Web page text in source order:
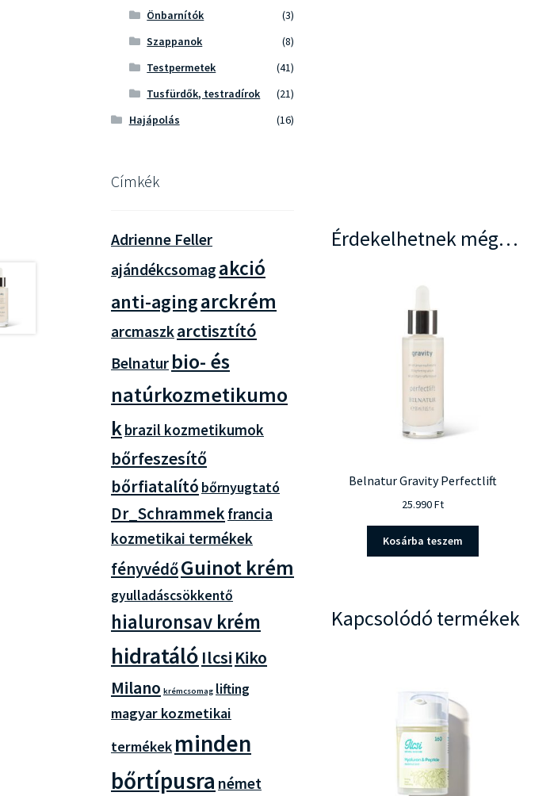
Érdekelhetnek még…
Belnatur Gravity Perfectlift
25.990Ft
Kosárba teszem
Kapcsolódó termékek
Önbarnítók
(3)
Szappanok
(8)
Testpermetek
(41)
Tusfürdők, testradírok
(21)
Hajápolás
(16)
Címkék
Adrienne Feller
ajándékcsomag akció
anti-agingarckrém
arcmaszkarctisztító
Belnatur bio- és
natúrkozmetikumo
kbrazil kozmetikumok
bőrfeszesítő
bőrfiatalító bőrnyugtató
Dr_Schrammekfrancia
kozmetikai termékek
fényvédőGuinot krém
gyulladáscsökkentő
hialuronsav krém
hidratáló Ilcsi Kiko
Milano krémcsomag lifting
magyar kozmetikai
termékek minden
bőrtípusra német